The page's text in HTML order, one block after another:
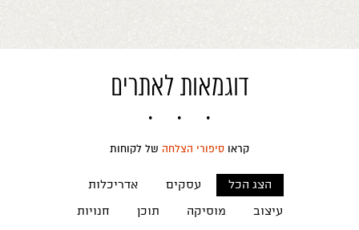
דוגמאות לאתרים
קראו סיפורי הצלחה של לקוחות
הצג הכל עסקים
אדריכלות
עיצוב
מוסיקה תוכן חנויות